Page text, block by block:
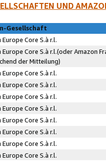
UND
Gesellschaft
Europe Core S.à r.l.
Europe Core S.à r.l.(oder Amazon
der Mitteilung)
Europe Core S.à r.l.
Europe Core S.à r.l.
Europe Core S.à r.l.
Europe Core S.à r.l.
Europe Core S.à r.l.
Europe Core S.à r.l.
Europe Core S.à r.l.
Europe Core S.à r.l.